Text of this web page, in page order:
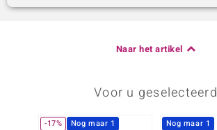
Naar het artikel
Voor u geselecteerd
-17% Nog maar 1 Nog maar 1